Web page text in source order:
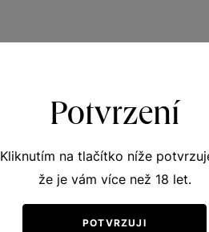
Potvrzení
Kliknutím na tlačítko níže
že je vám více než 18 let.
POTVRZUJI